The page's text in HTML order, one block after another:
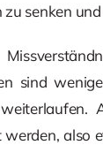
senken
sind
werden,